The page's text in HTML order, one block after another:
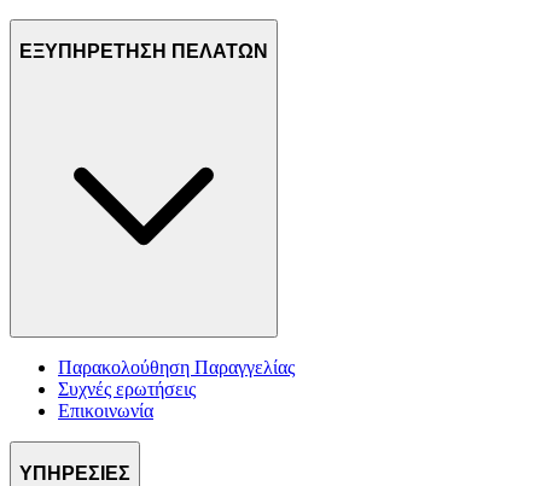
ΕΞΥΠΗΡΕΤΗΣΗ ΠΕΛΑΤΩΝ
Παρακολούθηση Παραγγελίας
Συχνές ερωτήσεις
Επικοινωνία
ΥΠΗΡΕΣΙΕΣ